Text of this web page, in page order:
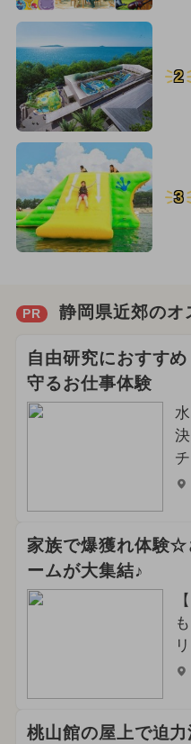
2
3
PR 静岡県近郊のオ
自由研究におすす
守るお仕事体験
家族で爆獲れ体験☆
ームが大集結♪
桃山館の屋上で迫